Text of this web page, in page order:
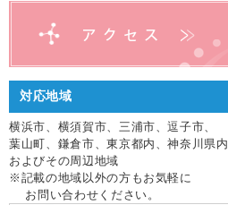
対応地域
横浜市、横須賀市、三浦市、逗子市、
葉山町、鎌倉市、東京都内、神奈川県内
およびその周辺地域
※記載の地域以外の方もお気軽に
お問い合わせください。